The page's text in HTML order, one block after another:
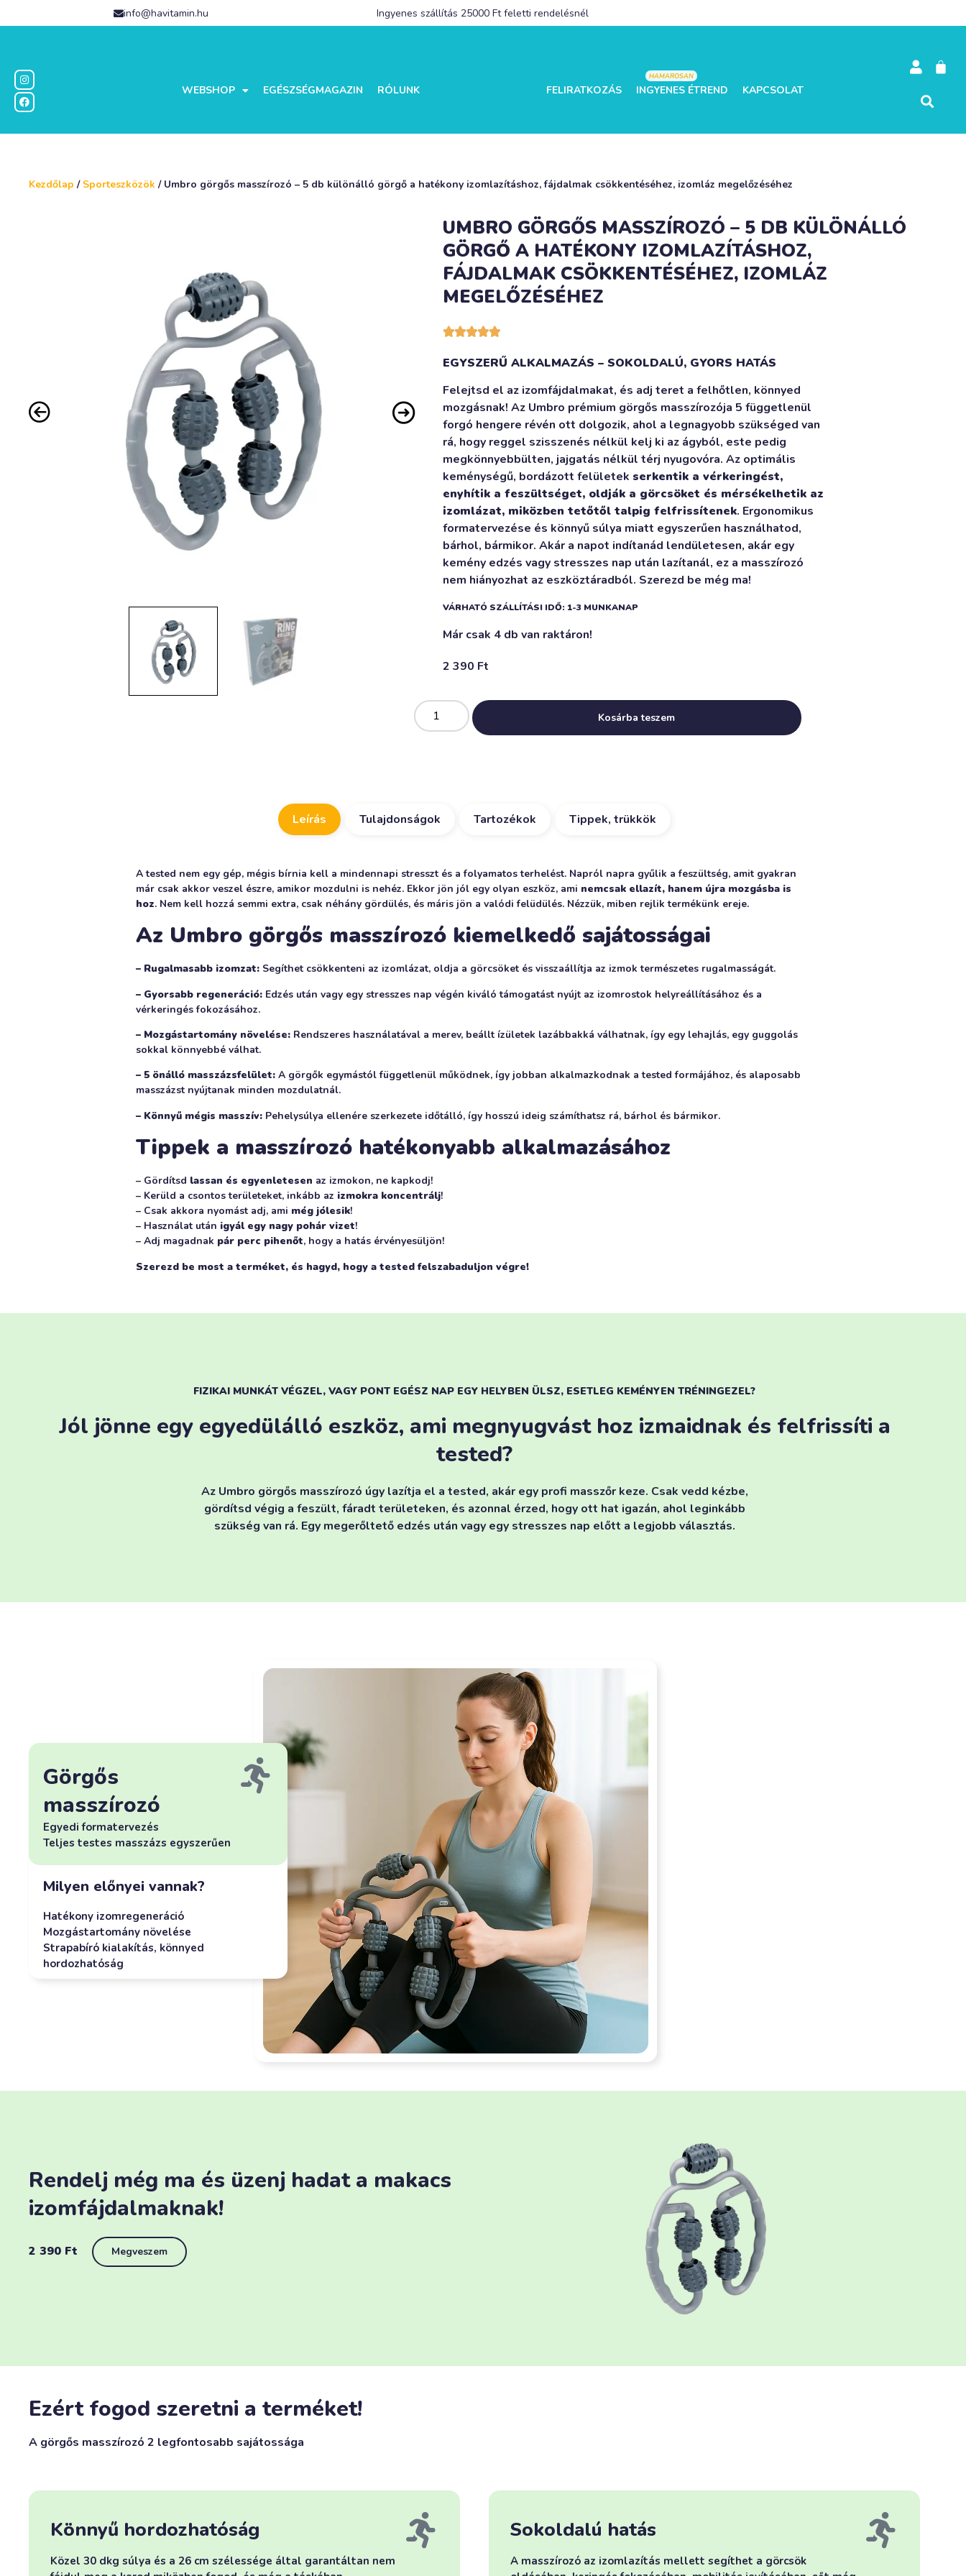
info@havitamin.hu Ingyenes szállítás 25000 Ft feletti rendelésnél
WEBSHOP EGÉSZSÉGMAGAZIN RÓLUNK
HAMAROSAN
FELIRATKOZÁS INGYENES ÉTREND KAPCSOLAT
Kezdőlap / Sporteszközök / Umbro görgős masszírozó – 5 db különálló görgő a hatékony izomlazításhoz, fájdalmak csökkentéséhez, izomláz megelőzéséhez
UMBRO GÖRGŐS MASSZÍROZÓ – 5 DB KÜLÖNÁLLÓ
GÖRGŐ A HATÉKONY IZOMLAZÍTÁSHOZ,
FÁJDALMAK CSÖKKENTÉSÉHEZ, IZOMLÁZ
MEGELŐZÉSÉHEZ

EGYSZERŰ ALKALMAZÁS – SOKOLDALÚ, GYORS HATÁS
Felejtsd el az izomfájdalmakat, és adj teret a felhőtlen, könnyed
mozgásnak! Az Umbro prémium görgős masszírozója 5 függetlenül
forgó hengere révén ott dolgozik, ahol a legnagyobb szükséged van
rá, hogy reggel szisszenés nélkül kelj ki az ágyból, este pedig
megkönnyebbülten, jajgatás nélkül térj nyugovóra. Az optimális
keménységű, bordázott felületek serkentik a vérkeringést,
enyhítik a feszültséget, oldják a görcsöket és mérsékelhetik az
izomlázat, miközben tetőtől talpig felfrissítenek. Ergonomikus
formatervezése és könnyű súlya miatt egyszerűen használhatod,
bárhol, bármikor. Akár a napot indítanád lendületesen, akár egy
kemény edzés vagy stresszes nap után lazítanál, ez a masszírozó
nem hiányozhat az eszköztáradból. Szerezd be még ma!
VÁRHATÓ SZÁLLÍTÁSI IDŐ: 1-3 MUNKANAP
Már csak 4 db van raktáron!
2 390 Ft
Kosárba teszem
Alternative:
Leírás Tulajdonságok Tartozékok Tippek, trükkök
A tested nem egy gép, mégis bírnia kell a mindennapi stresszt és a folyamatos terhelést. Napról napra gyűlik a feszültség, amit gyakran
már csak akkor veszel észre, amikor mozdulni is nehéz. Ekkor jön jól egy olyan eszköz, ami nemcsak ellazít, hanem újra mozgásba is
hoz. Nem kell hozzá semmi extra, csak néhány gördülés, és máris jön a valódi felüdülés. Nézzük, miben rejlik termékünk ereje.
Az Umbro görgős masszírozó kiemelkedő sajátosságai
– Rugalmasabb izomzat:Segíthet csökkenteni az izomlázat, oldja a görcsöket és visszaállítja az izmok természetes rugalmasságát.
– Gyorsabb regeneráció:Edzés után vagy egy stresszes nap végén kiváló támogatást nyújt az izomrostok helyreállításához és a
vérkeringés fokozásához.
– Mozgástartomány növelése: Rendszeres használatával a merev, beállt ízületek lazábbakká válhatnak, így egy lehajlás, egy guggolás
sokkal könnyebbé válhat.
– 5 önálló masszázsfelület:A görgők egymástól függetlenül működnek, így jobban alkalmazkodnak a tested formájához, és alaposabb
masszázst nyújtanak minden mozdulatnál.
– Könnyű mégis masszív:Pehelysúlya ellenére szerkezete időtálló, így hosszú ideig számíthatsz rá, bárhol és bármikor.
Tippek a masszírozó hatékonyabb alkalmazásához
– Gördítsd lassan és egyenletesen az izmokon, ne kapkodj!
– Kerüld a csontos területeket, inkább az izmokra koncentrálj!
– Csak akkora nyomást adj, ami még jólesik!
– Használat után igyál egy nagy pohár vizet!
– Adj magadnak pár perc pihenőt, hogy a hatás érvényesüljön!
Szerezd be most a terméket, és hagyd, hogy a tested felszabaduljon végre!
FIZIKAI MUNKÁT VÉGZEL, VAGY PONT EGÉSZ NAP EGY HELYBEN ÜLSZ, ESETLEG KEMÉNYEN TRÉNINGEZEL?
Jól jönne egy egyedülálló eszköz, ami megnyugvást hoz izmaidnak és felfrissíti a
tested?
Az Umbro görgős masszírozó úgy lazítja el a tested, akár egy profi masszőr keze. Csak vedd kézbe,
gördítsd végig a feszült, fáradt területeken, és azonnal érzed, hogy ott hat igazán, ahol leginkább
szükség van rá. Egy megerőltető edzés után vagy egy stresszes nap előtt a legjobb választás.
Görgős
masszírozó
Egyedi formatervezés
Teljes testes masszázs egyszerűen
Milyen előnyei vannak?
Hatékony izomregeneráció
Mozgástartomány növelése
Strapabíró kialakítás, könnyed
hordozhatóság
Rendelj még ma és üzenj hadat a makacs
izomfájdalmaknak!
2 390 Ft Megveszem
Ezért fogod szeretni a terméket!
A görgős masszírozó 2 legfontosabb sajátossága
Könnyű hordozhatóság
Közel 30 dkg súlya és a 26 cm szélessége által garantáltan nem
Sokoldalú hatás
A masszírozó az izomlazítás mellett segíthet a görcsök